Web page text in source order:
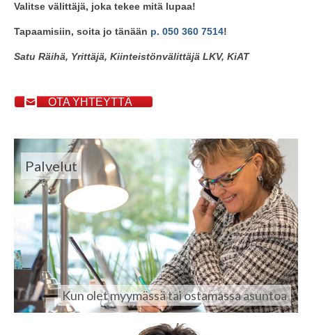
Valitse välittäjä, joka tekee mitä lupaa!
Tapaamisiin, soita jo tänään p. 050 360 7514!
Satu Räihä, Yrittäjä, Kiinteistönvälittäjä LKV, KiAT
OTA YHTEYTTÄ
Palvelut
Kun olet myymässä tai ostamassa asuntoa